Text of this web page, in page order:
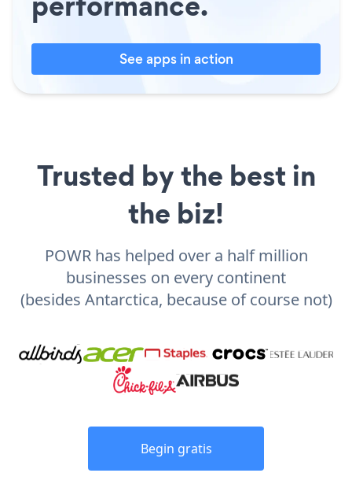
See apps in action
Trusted by the best in
the biz!
POWR has helped over a half million
businesses on every continent
(besides Antarctica, because of course not)
Begin gratis